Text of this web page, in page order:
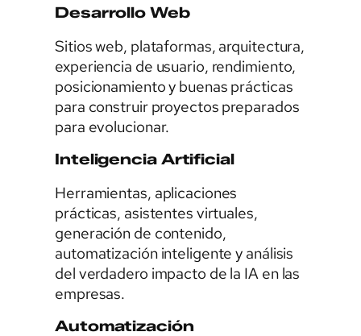
Desarrollo Web
Sitios web, plataformas, arquitectura,
experiencia de usuario, rendimiento,
posicionamiento y buenas prácticas
para construir proyectos preparados
para evolucionar.
Inteligencia Artificial
Herramientas, aplicaciones
prácticas, asistentes virtuales,
generación de contenido,
automatización inteligente y análisis
del verdadero impacto de la IA en las
empresas.
Automatización